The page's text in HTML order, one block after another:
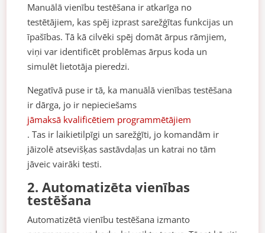
Manuālā vienību testēšana ir atkarīga no
testētājiem, kas spēj izprast sarežģītas funkcijas un
īpašības. Tā kā cilvēki spēj domāt ārpus rāmjiem,
viņi var identificēt problēmas ārpus koda un
simulēt lietotāja pieredzi.
Negatīvā puse ir tā, ka manuālā vienības testēšana
ir dārga, jo ir nepieciešams
jāmaksā kvalificētiem programmētājiem
. Tas ir laikietilpīgi un sarežģīti, jo komandām ir
jāizolē atsevišķas sastāvdaļas un katrai no tām
jāveic vairāki testi.
2. Automatizēta vienības
testēšana
Automatizētā vienību testēšana izmanto